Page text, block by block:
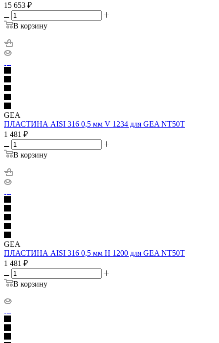
15 653 ₽
В корзину
GEA
ПЛАСТИНА AISI 316 0,5 мм V 1234 для GEA NT50T
1 481 ₽
В корзину
GEA
ПЛАСТИНА AISI 316 0,5 мм H 1200 для GEA NT50T
1 481 ₽
В корзину